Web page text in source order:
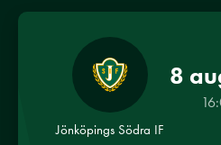
Jönköpings Södra IF
8